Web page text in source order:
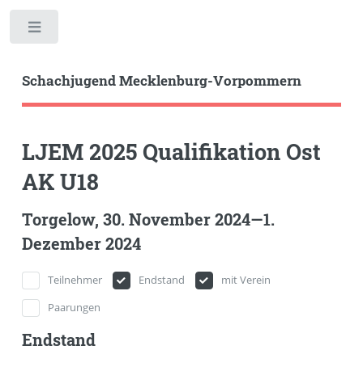
Schachjugend Mecklenburg-Vorpommern
LJEM 2025 Qualifikation Ost
AK U18
Torgelow, 30. November 2024—1.
Dezember 2024
Teilnehmer Endstand
mit Verein
Paarungen
Endstand